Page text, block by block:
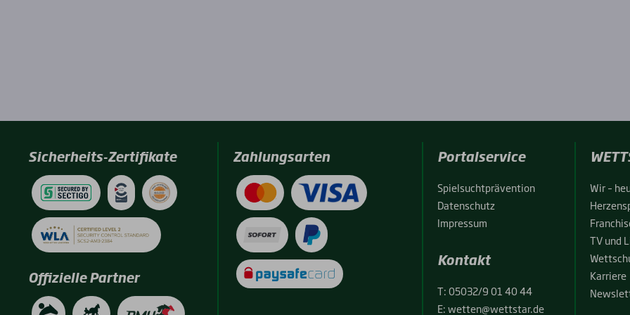
Sicherheits-Zertifikate
Offizielle Partner
Zahlungsarten Portalservice
Spiel­sucht­prä­ven­ti­on
Daten­schutz
Impres­sum
Kontakt
T:05032/9 01 40 44
E:wetten@wettstar.de
Wir –
TV und
Kar­rie­re